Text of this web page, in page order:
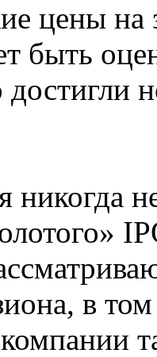
цены на
быть
никогда
в